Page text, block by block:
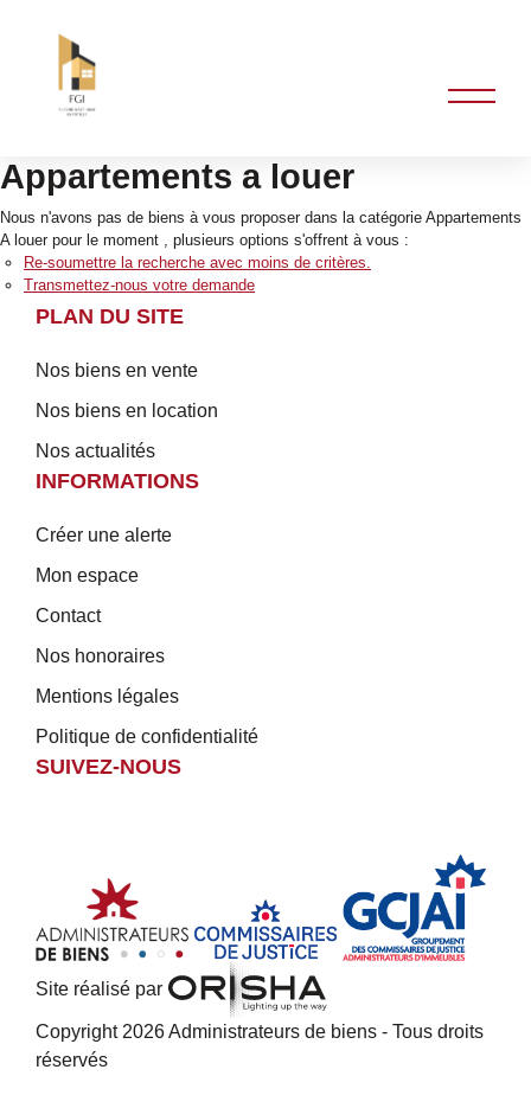
Appartements a louer
Nous n'avons pas de biens à vous proposer dans la catégorie Appartements
A louer pour le moment , plusieurs options s'offrent à vous :
Re-soumettre la recherche avec moins de critères.
Transmettez-nous votre demande
PLAN DU SITE
Nos biens en vente
Nos biens en location
Nos actualités
INFORMATIONS
Créer une alerte
Mon espace
Contact
Nos honoraires
Mentions légales
Politique de confidentialité
SUIVEZ-NOUS
Site réalisé par
Copyright 2026 Administrateurs de biens - Tous droits
réservés